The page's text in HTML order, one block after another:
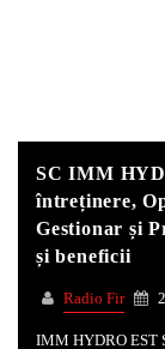
SC IMM
întreținere,
Gestionar și
și beneficii
Radio Fir
IMM HYDRO EST